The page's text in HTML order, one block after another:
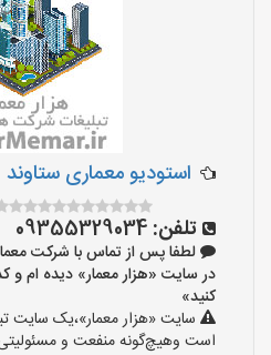
استودیو معماری ستاوند
تلفن: 09355329034
لطفا پس از تماس با شرکت
کنید»
سایت «هزار معمار»،یک سایت
است وهیچ‌گونه منفعت و مسئولیتی